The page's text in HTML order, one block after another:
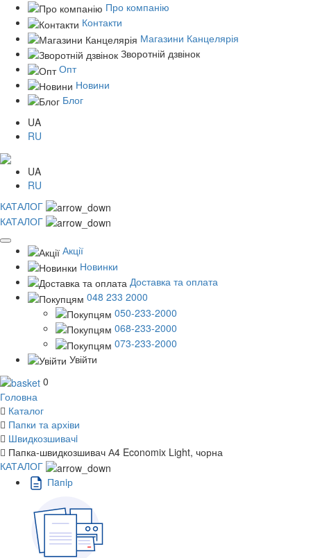
Про компанію
Контакти
Магазини Канцелярія
Зворотній дзвінок
Опт
Новини
Блог
UA
RU
UA
RU
КАТАЛОГ
КАТАЛОГ
Акції
Новинки
Доставка та оплата
048 233 2000
050-233-2000
068-233-2000
073-233-2000
Увійти
0
Головна
Каталог
Папки та архіви
Швидкозшивачi
Папка-швидкозшивач А4 Economix Light, чорна
КАТАЛОГ
Пaпiр